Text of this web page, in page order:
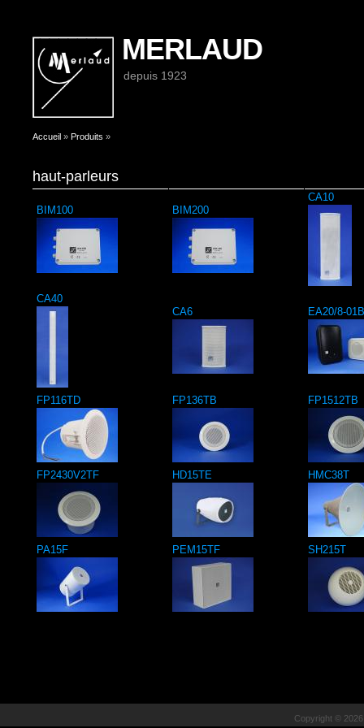
MERLAUD
depuis 1923
Vous êtes ici
Accueil » Produits »
haut-parleurs
BIM100 BIM200
CA10
CA40
CA6
EA20/8-
FP116TD FP136TB FP1512TB
FP2430V2TF HD15TE HMC38T
PA15F PEM15TF SH215T
Copyright ©